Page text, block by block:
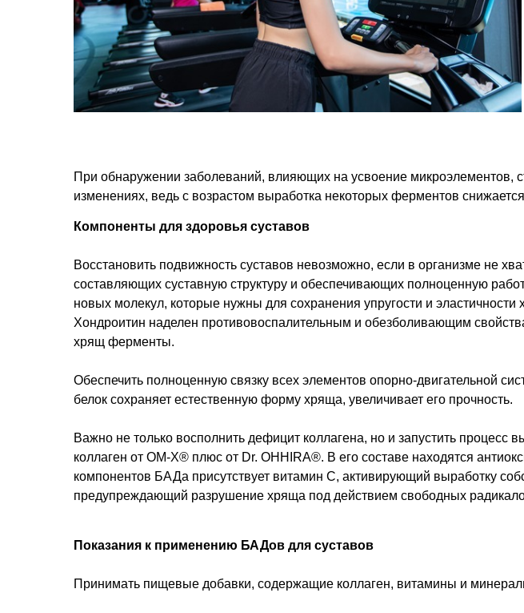
При обнаружении заболеваний, влияющих на усвоение
изменениях, ведь с возрастом выработка некоторых ферментов
Компоненты для здоровья суставов
Восстановить подвижность суставов невозможно, если в организме не
составляющих суставную структуру и обеспечивающих полноценную
новых молекул, которые нужны для сохранения упругости и
Хондроитин наделен противовоспалительным и обезболивающим
хрящ ферменты.
Обеспечить полноценную связку всех элементов опорно-двигательной
белок сохраняет естественную форму хряща, увеличивает его прочность.
Важно не только восполнить дефицит коллагена, но и запустить процесс
коллаген от ОМ-Х® плюс от Dr. OHHIRA®. В его составе находятся
компонентов БАДа присутствует витамин С, активирующий выработку
предупреждающий разрушение хряща под действием свободных
Показания к применению БАДов для суставов
Принимать пищевые добавки, содержащие коллаген, витамины и